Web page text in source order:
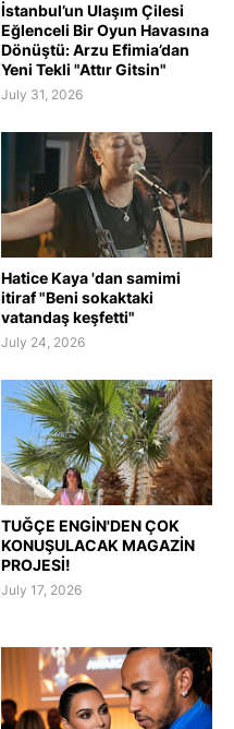
İstanbul’un Ulaşım Çilesi
Eğlenceli Bir Oyun Havasına
Dönüştü: Arzu Efimia’dan
Yeni Tekli "Attır Gitsin"
July 31, 2026
Hatice Kaya 'dan samimi
itiraf "Beni sokaktaki
vatandaş keşfetti"
July 24, 2026
TUĞÇE ENGİN'DEN ÇOK
KONUŞULACAK MAGAZİN
PROJESİ!
July 17, 2026